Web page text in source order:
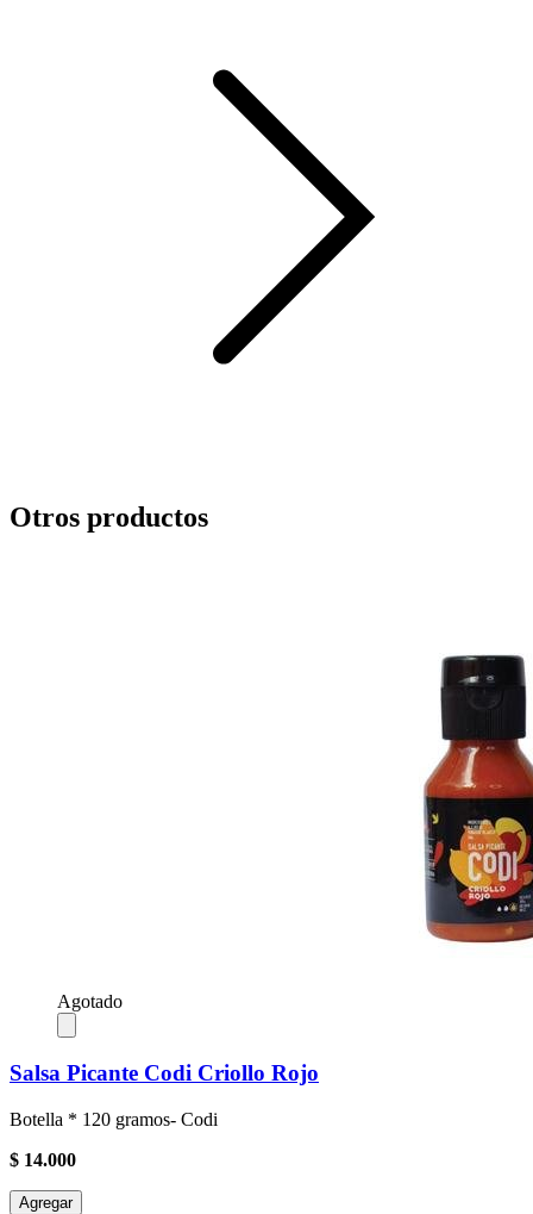
Otros productos
Agotado
Salsa Picante Codi Criollo Rojo
Botella * 120 gramos- Codi
$ 14.000
Agregar